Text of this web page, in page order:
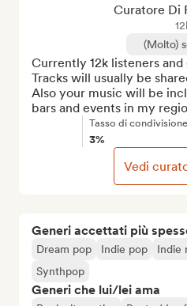
Generi accettati più
Dream pop Indie pop Indie
Synthpop
Generi che lui/lei ama
Curatore Di
(Molto)
Currently 12k listeners and
Tracks will usually be
Also your music will be
bars and events in my
Tasso di condivisione
3%
Vedi